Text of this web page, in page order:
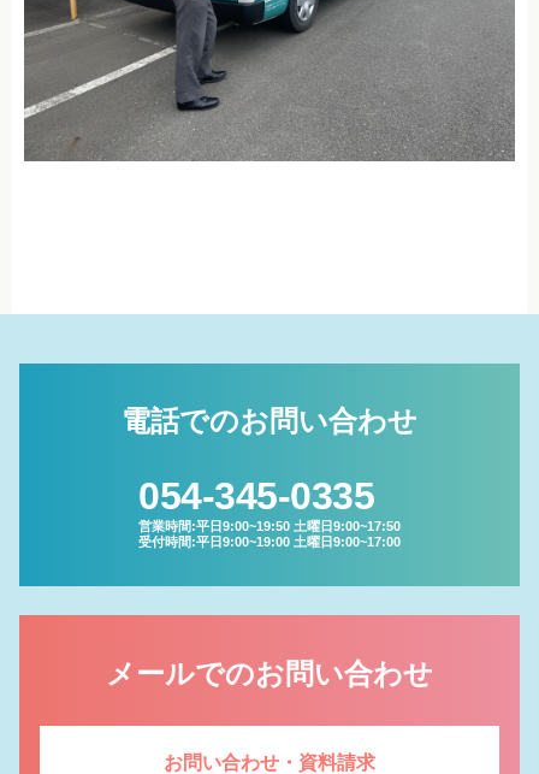
個人情報保護方針
情報セキュリティ基本方針
電話でのお問い合わせ
054-345-0335
営業時間:平日9:00~19:50 土曜日9:00~17:50
受付時間:平日9:00~19:00 土曜日9:00~17:00
メールでのお問い合わせ
お問い合わせ・資料請求